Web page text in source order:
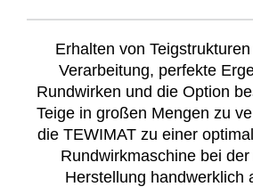
Erhalten von
Verarbeitung, perfekte
Rundwirken und die Option
Teige in großen Mengen zu
die TEWIMATzu einer
Rundwirkmaschine bei
Herstellung handwerklich